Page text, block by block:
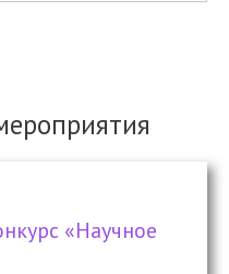
«Научное